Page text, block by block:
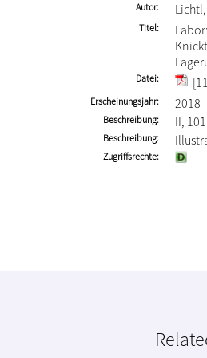
Autor
Titel
Datei
Erscheinungsjahr 2018
Beschreibung II,
Beschreibung
Zugriffsrechte